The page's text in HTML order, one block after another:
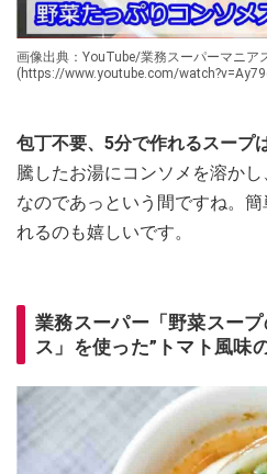
画像出典：YouTube/業務スーパーマニア
(https://www.youtube.com/
包丁不要、5分で作れるスープ
騰したお湯にコンソメを溶か
なのであっという間ですね。
れるのも嬉しいです。
業務スーパー「野菜スー
ス」を使った”トマト風味